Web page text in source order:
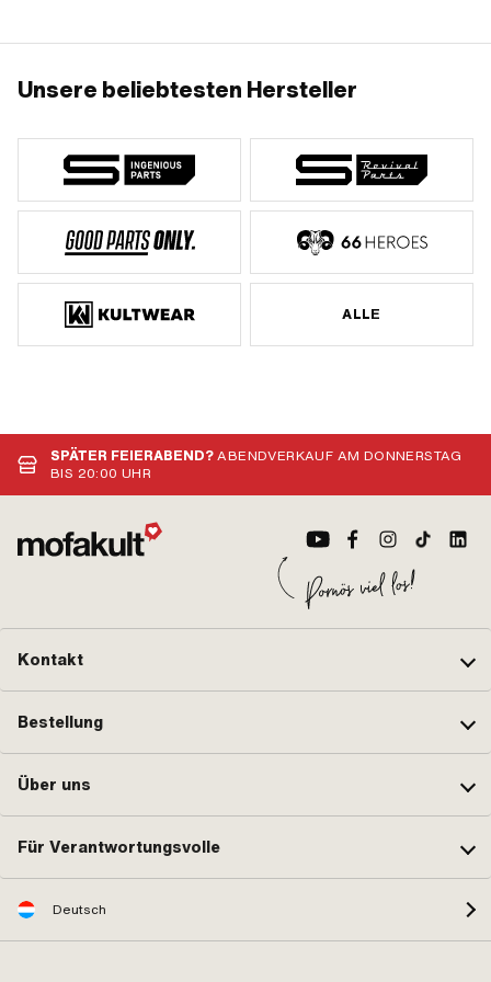
Befestigungspunkte: 4 Stk. ·
Unsere beliebtesten Hersteller
ALLE
SPÄTER FEIERABEND?ABENDVERKAUF AM DONNERSTAG
BIS 20:00 UHR
Kontakt
Bestellung
Über uns
Für Verantwortungsvolle
Deutsch